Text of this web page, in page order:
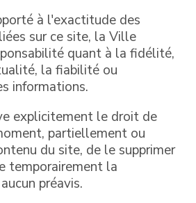
à l'exactitude des
sur ce site, la Ville
quant à la fidélité,
la fiabilité ou
informations.
explicitement le droit de
partiellement ou
du site, de le supprimer
temporairement la
préavis.